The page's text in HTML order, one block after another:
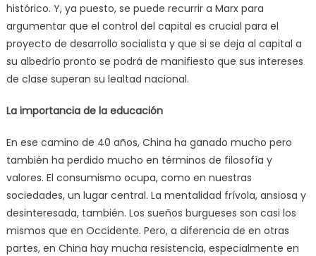
histórico. Y, ya puesto, se puede recurrir a Marx para
argumentar que el control del capital es crucial para el
proyecto de desarrollo socialista y que si se deja al capital a
su albedrío pronto se podrá de manifiesto que sus intereses
de clase superan su lealtad nacional.
La importancia de la educación
En ese camino de 40 años, China ha ganado mucho pero
también ha perdido mucho en términos de filosofía y
valores. El consumismo ocupa, como en nuestras
sociedades, un lugar central. La mentalidad frívola, ansiosa y
desinteresada, también. Los sueños burgueses son casi los
mismos que en Occidente. Pero, a diferencia de en otras
partes, en China hay mucha resistencia, especialmente en